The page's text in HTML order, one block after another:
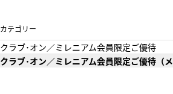
カテゴリー
クラブ･オン／ミレニアム会員限定ご優待
クラブ･オン／ミレニアム会員限定ご優待（メ